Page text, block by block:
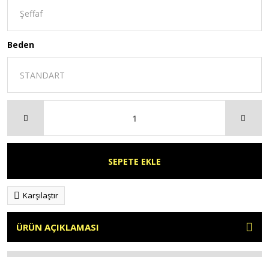
Beden
SEPETE EKLE
Karşılaştır
ÜRÜN AÇIKLAMASI